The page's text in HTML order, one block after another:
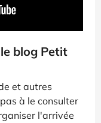
blog Petit
et autres
à le consulter
l'arrivée